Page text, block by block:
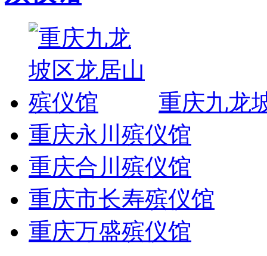
重庆九龙
重庆永川殡仪馆
重庆合川殡仪馆
重庆市长寿殡仪馆
重庆万盛殡仪馆